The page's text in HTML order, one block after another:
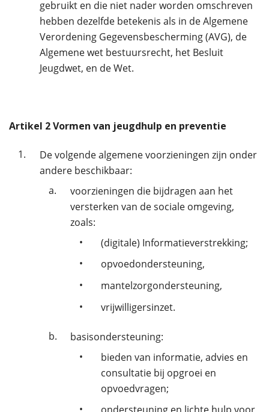
gebruikt en die niet nader worden omschreven
hebben dezelfde betekenis als in de Algemene
Verordening Gegevensbescherming (AVG), de
Algemene wet bestuursrecht, het Besluit
Jeugdwet, en de Wet.
Artikel 2Vormen van jeugdhulp en preventie
1.
De volgende algemene voorzieningen zijn onder
andere beschikbaar:
a.
voorzieningen die bijdragen aan het
versterken van de sociale omgeving,
zoals:
•
(digitale) Informatieverstrekking;
•
opvoedondersteuning,
•
mantelzorgondersteuning,
•
vrijwilligersinzet.
b.
basisondersteuning:
•
bieden van informatie, advies en
consultatie bij opgroei en
opvoedvragen;
•